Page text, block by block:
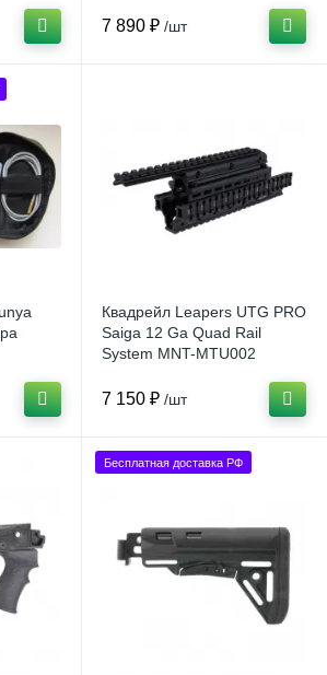
7 890 ₽ /шт
Квадрейл Leapers UTG PRO
Saiga 12 Ga Quad Rail
System MNT-MTU002
7 150 ₽ /шт
Бесплатная доставка РФ